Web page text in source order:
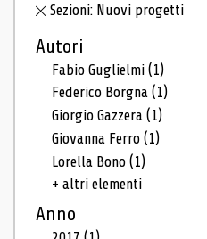
Sezioni: Nuovi progetti
Autori
Fabio Guglielmi(1)
Federico Borgna(1)
Giorgio Gazzera(1)
Giovanna Ferro(1)
Lorella Bono(1)
+ altri elementi
Anno